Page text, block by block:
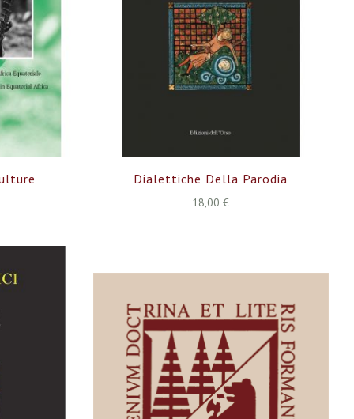
Dialettiche Della Parodia
18,00 €